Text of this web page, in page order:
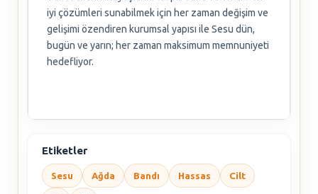
iyi çözümleri sunabilmek için her zaman değişim ve
gelişimi özendiren kurumsal yapısı ile Sesu dün,
bugün ve yarın; her zaman maksimum memnuniyeti
hedefliyor.
Etiketler
Sesu Ağda Bandı Hassas Cilt